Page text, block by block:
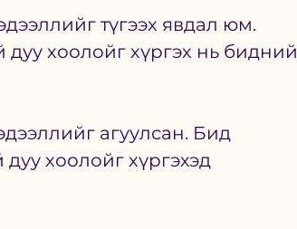
түгээх явдал юм.
дуу хоолойг хүргэх нь бидний
агуулсан. Бид
хоолойг хүргэхэд